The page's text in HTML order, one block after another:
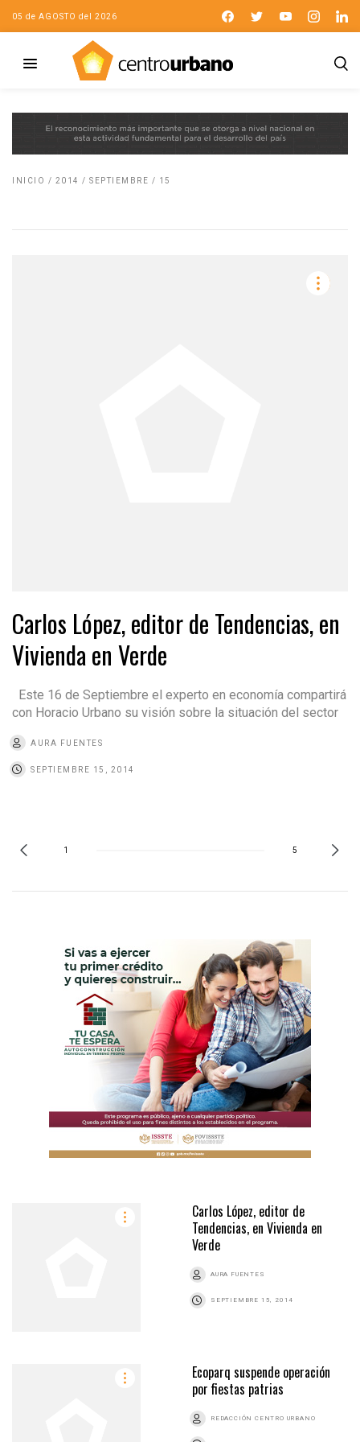
05 de AGOSTO del 2026
INICIO / 2014 / SEPTIEMBRE / 15
Carlos López, editor de Tendencias, en
Vivienda en Verde
Este 16 de Septiembre el experto en economía compartirá
con Horacio Urbano su visión sobre la situación del sector
AURA FUENTES
SEPTIEMBRE 15, 2014
1 5
Carlos López, editor de
Tendencias, en Vivienda en
Verde
AURA FUENTES
SEPTIEMBRE 15, 2014
Ecoparq suspende operación
por fiestas patrias
REDACCIÓN CENTRO URBANO